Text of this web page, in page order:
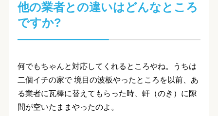
他の業者との違いはどんなところ
ですか?
何でもちゃんと対応してくれるところやね。うちは
二個イチの家で 境目の波板やったところを以前、あ
る業者に瓦棒に替えてもらった時、 軒（のき）に隙
間が空いたままやったのよ。